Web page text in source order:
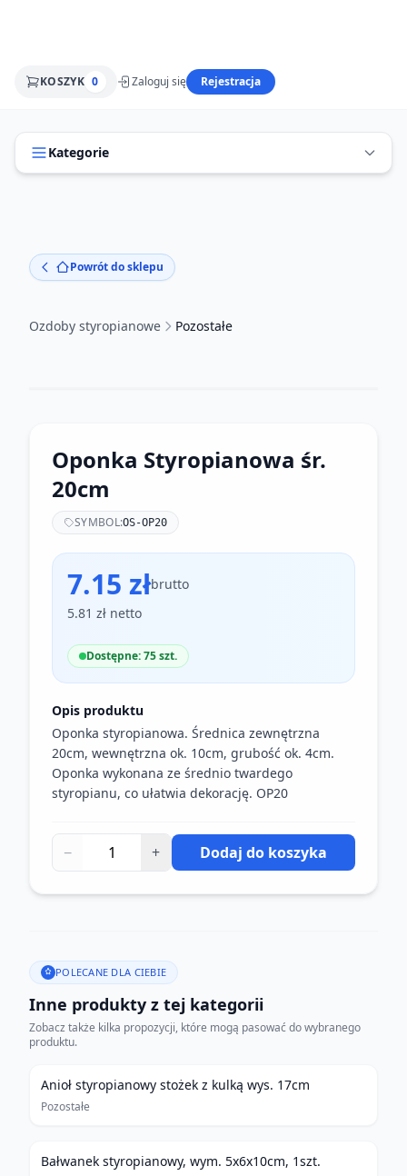
KOSZYK 0 Zaloguj się Rejestracja
Kategorie
Powrót do sklepu
Ozdoby styropianowe Pozostałe
Oponka Styropianowa śr.
20cm
SYMBOL:OS-OP20
7.15 złbrutto
5.81 zł netto
Dostępne: 75 szt.
Opis produktu
Oponka styropianowa. Średnica zewnętrzna
20cm, wewnętrzna ok. 10cm, grubość ok. 4cm.
Oponka wykonana ze średnio twardego
styropianu, co ułatwia dekorację. OP20
− + Dodaj do koszyka
POLECANE DLA CIEBIE
Inne produkty z tej kategorii
Zobacz także kilka propozycji, które mogą pasować do wybranego
produktu.
Anioł styropianowy stożek z kulką wys. 17cm
Pozostałe
Bałwanek styropianowy, wym. 5x6x10cm, 1szt.